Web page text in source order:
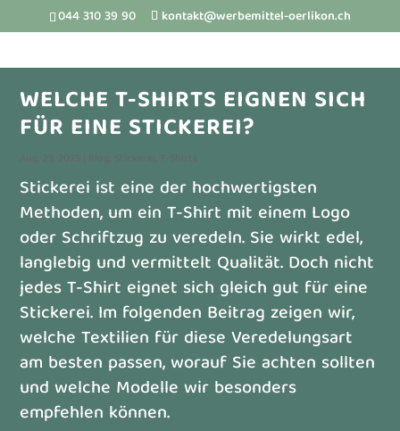
044 310 39 90 kontakt@werbemittel-oerlikon.ch
WELCHE T-SHIRTS EIGNEN SICH
FÜR EINE STICKEREI?
Stickerei ist eine der hochwertigsten
Methoden, um ein T-Shirt mit einem Logo
oder Schriftzug zu veredeln. Sie wirkt edel,
langlebig und vermittelt Qualität. Doch nicht
jedes T-Shirt eignet sich gleich gut für eine
Stickerei. Im folgenden Beitrag zeigen wir,
welche Textilien für diese Veredelungsart
am besten passen, worauf Sie achten sollten
und welche Modelle wir besonders
empfehlen können.